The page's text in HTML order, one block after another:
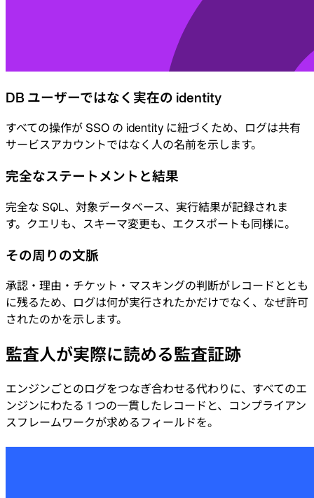
DB ユーザーではなく実在の identity
すべての操作が SSO の identity に紐づくため、ログは共有
サービスアカウントではなく人の名前を示します。
完全なステートメントと結果
完全な SQL、対象データベース、実行結果が記録されま
す。クエリも、スキーマ変更も、エクスポートも同様に。
その周りの文脈
承認・理由・チケット・マスキングの判断がレコードととも
に残るため、ログは何が実行されたかだけでなく、なぜ許可
されたのかを示します。
監査人が実際に読める監査証跡
エンジンごとのログをつなぎ合わせる代わりに、すべてのエ
ンジンにわたる 1 つの一貫したレコードと、コンプライアン
スフレームワークが求めるフィールドを。